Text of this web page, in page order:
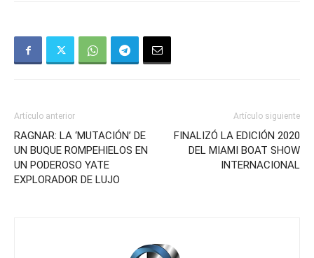
Artículo anterior
RAGNAR: LA ‘MUTACIÓN’ DE
UN BUQUE ROMPEHIELOS EN
UN PODEROSO YATE
EXPLORADOR DE LUJO
Artículo siguiente
FINALIZÓ LA EDICIÓN 2020
DEL MIAMI BOAT SHOW
INTERNACIONAL